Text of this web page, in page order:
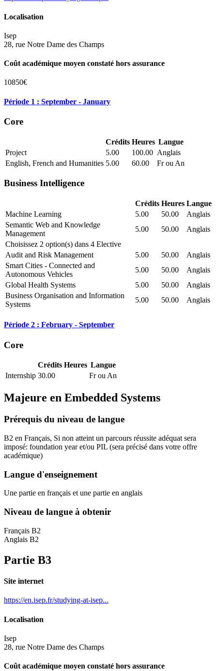
Localisation
Isep
28, rue Notre Dame des Champs
Coût académique moyen constaté hors assurance
10850€
Période 1 : September - January
Core
Crédits Heures Langue
Project
5.00 100.00 Anglais
English, French and Humanities 5.00 60.00 Fr ou An
Business Intelligence
Crédits Heures Langue
Machine Learning
5.00 50.00
Anglais
Semantic Web and Knowledge
Management
5.00 50.00
Anglais
Choisissez 2 option(s) dans 4 Elective
Audit and Risk Management
5.00 50.00
Anglais
Smart Cities - Connected and
Autonomous Vehicles
5.00 50.00
Anglais
Global Health Systems
5.00 50.00
Anglais
Business Organisation and Information
Systems
5.00 50.00 Anglais
Période 2 : February - September
Core
Crédits Heures Langue
Internship 30.00 Fr ou An
Majeure en Embedded Systems
Prérequis du niveau de langue
B2 en Français, Si non atteint un parcours réussite adéquat sera
imposé: foundation year et/ou PIL (sera précisé dans votre offre
académique)
Langue d'enseignement
Une partie en français et une partie en anglais
Niveau de langue à obtenir
Français B2
Anglais B2
Partie B3
Site internet
https://en.isep.fr/studying-at-isep...
Localisation
Isep
28, rue Notre Dame des Champs
Coût académique moyen constaté hors assurance